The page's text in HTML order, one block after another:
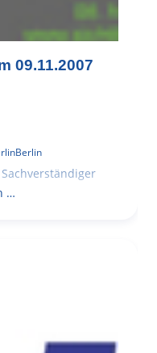
09.11.2007
Berlin
…